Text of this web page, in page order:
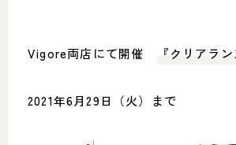
Vigore両店にて開催 『クリアラ
2021年6月29日（火）まで